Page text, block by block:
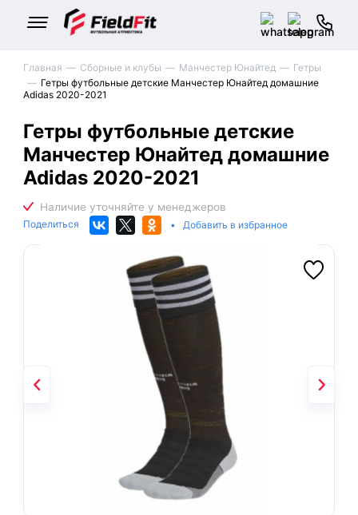
Главная Сборные и клубы Манчестер Юнайтед
Гетры
Гетры футбольные детские Манчестер Юнайтед домашние
Adidas 2020-2021
Гетры футбольные детские
Манчестер Юнайтед домашние
Adidas 2020-2021
Поделиться • Добавить в избранное